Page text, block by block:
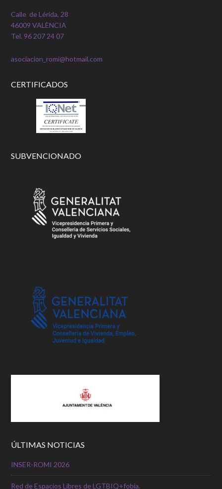
Calle de Lérida, 28
46009 VALÈNCIA
Tel. 96 207 24 07
asociacion_romi@hotmail.com
CERTIFICADOS
SUBVENCIONADO
ÚLTIMAS NOTICIAS
INSER-ROMI 2026
Red de Espacios Libres de LGTBIQ+fobia.